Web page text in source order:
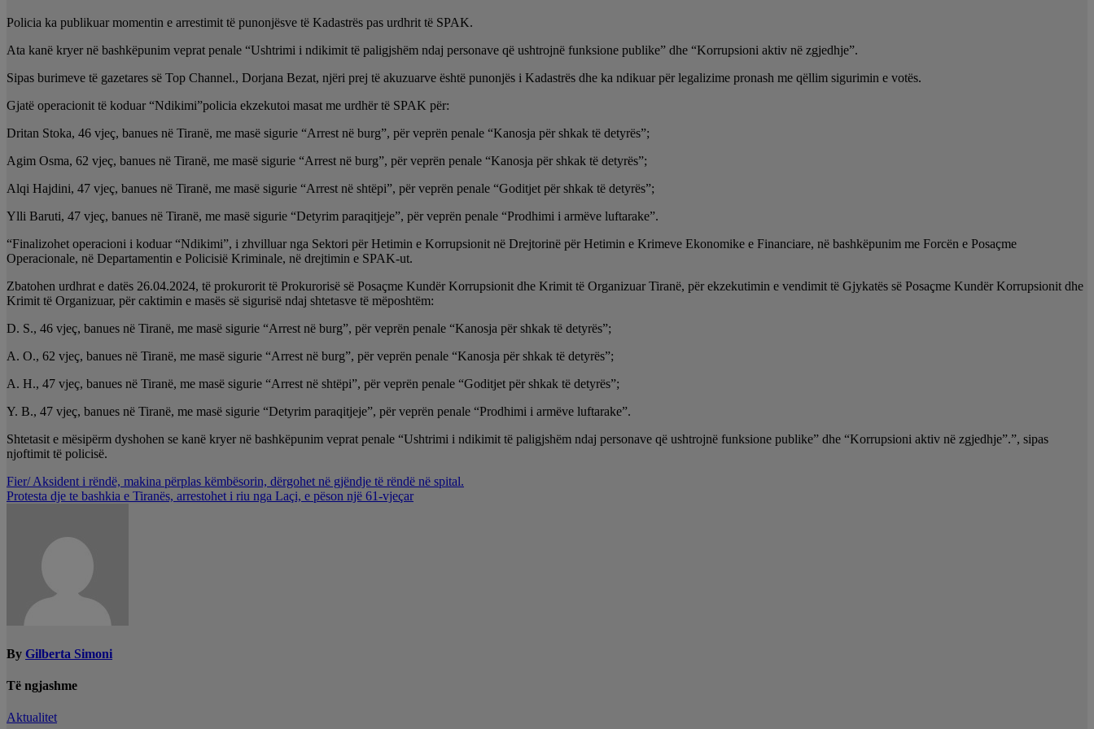
Policia ka publikuar momentin e arrestimit të punonjësve të Kadastrës pas urdhrit të SPAK.
Ata kanë kryer në bashkëpunim veprat penale “Ushtrimi i ndikimit të paligjshëm ndaj personave që ushtrojnë funksione publike” dhe “Korrupsioni aktiv në zgjedhje”.
Sipas burimeve të gazetares së Top Channel., Dorjana Bezat, njëri prej të akuzuarve është punonjës i Kadastrës dhe ka ndikuar për legalizime pronash me qëllim sigurimin e votës.
Gjatë operacionit të koduar “Ndikimi”policia ekzekutoi masat me urdhër të SPAK për:
Dritan Stoka, 46 vjeç, banues në Tiranë, me masë sigurie “Arrest në burg”, për veprën penale “Kanosja për shkak të detyrës”;
Agim Osma, 62 vjeç, banues në Tiranë, me masë sigurie “Arrest në burg”, për veprën penale “Kanosja për shkak të detyrës”;
Alqi Hajdini, 47 vjeç, banues në Tiranë, me masë sigurie “Arrest në shtëpi”, për veprën penale “Goditjet për shkak të detyrës”;
Ylli Baruti, 47 vjeç, banues në Tiranë, me masë sigurie “Detyrim paraqitjeje”, për veprën penale “Prodhimi i armëve luftarake”.
“Finalizohet operacioni i koduar “Ndikimi”, i zhvilluar nga Sektori për Hetimin e Korrupsionit në Drejtorinë për Hetimin e Krimeve Ekonomike e Financiare, në bashkëpunim me Forcën e Posaçme
Operacionale, në Departamentin e Policisië Kriminale, në drejtimin e SPAK-ut.
Zbatohen urdhrat e datës 26.04.2024, të prokurorit të Prokurorisë së Posaçme Kundër Korrupsionit dhe Krimit të Organizuar Tiranë, për ekzekutimin e vendimit të Gjykatës së Posaçme Kundër Korrupsionit dhe
Krimit të Organizuar, për caktimin e masës së sigurisë ndaj shtetasve të mëposhtëm:
D. S., 46 vjeç, banues në Tiranë, me masë sigurie “Arrest në burg”, për veprën penale “Kanosja për shkak të detyrës”;
A. O., 62 vjeç, banues në Tiranë, me masë sigurie “Arrest në burg”, për veprën penale “Kanosja për shkak të detyrës”;
A. H., 47 vjeç, banues në Tiranë, me masë sigurie “Arrest në shtëpi”, për veprën penale “Goditjet për shkak të detyrës”;
Y. B., 47 vjeç, banues në Tiranë, me masë sigurie “Detyrim paraqitjeje”, për veprën penale “Prodhimi i armëve luftarake”.
Shtetasit e mësipërm dyshohen se kanë kryer në bashkëpunim veprat penale “Ushtrimi i ndikimit të paligjshëm ndaj personave që ushtrojnë funksione publike” dhe “Korrupsioni aktiv në zgjedhje”.”, sipas
njoftimit të policisë.
Lëvizje
te
Fier/ Aksident i rëndë, makina përplas këmbësorin, dërgohet në gjëndje të rëndë në spital.
Protesta dje te bashkia e Tiranës, arrestohet i riu nga Laçi, e pëson një 61-vjeçar
By Gilberta Simoni
Të ngjashme
Aktualitet